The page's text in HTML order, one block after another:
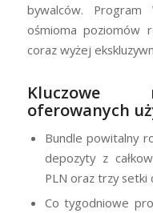
bywalców. Program
ośmioma poziomów
coraz wyżej
Kluczowe
oferowanych
Bundle powitalny
depozyty z
PLN oraz trzy
Co tygodniowe